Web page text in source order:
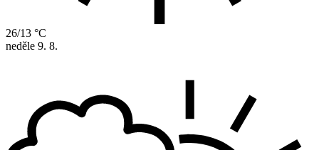
26/13 °C
neděle 9. 8.